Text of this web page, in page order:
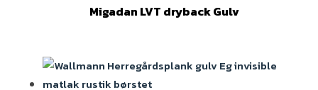
Migadan LVT dryback Gulv